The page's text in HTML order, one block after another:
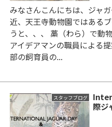
みなさんこんにちは、ジャ
近、天王寺動物園ではある
うと、、、 藁（わら）で動
アイデアマンの職員による
部の飼育員の...
スタッフブログ
際ジ